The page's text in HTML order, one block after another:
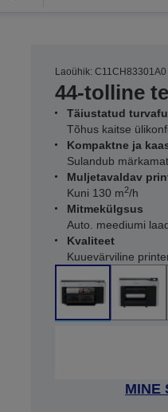
Laoühik: C11CH83301A0
44-tolline
Täiustatud
Tõhus kaitse
Kompaktne ja
Sulandub
Muljetavaldav
Kuni 130 m2/h
Mitmekülgsus
Auto. meediumi
Kvaliteet
Kuuevärviline
MINE